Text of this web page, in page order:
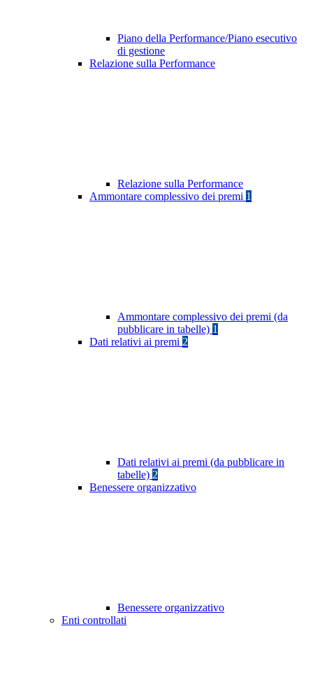
Piano della Performance/Piano esecutivo
di gestione
Relazione sulla Performance
Relazione sulla Performance
Ammontare complessivo dei premi 1
Ammontare complessivo dei premi (da
pubblicare in tabelle) 1
Dati relativi ai premi 2
Dati relativi ai premi (da pubblicare in
tabelle) 2
Benessere organizzativo
Benessere organizzativo
Enti controllati